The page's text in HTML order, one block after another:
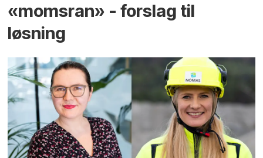
«momsran» - forslag til
løsning